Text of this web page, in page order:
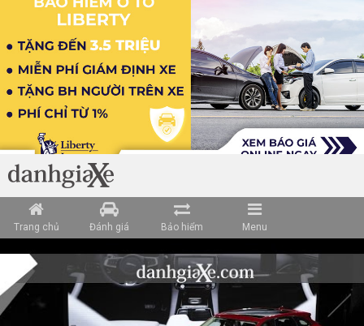
Trang chủ Đánh giá Bảo hiểm Menu